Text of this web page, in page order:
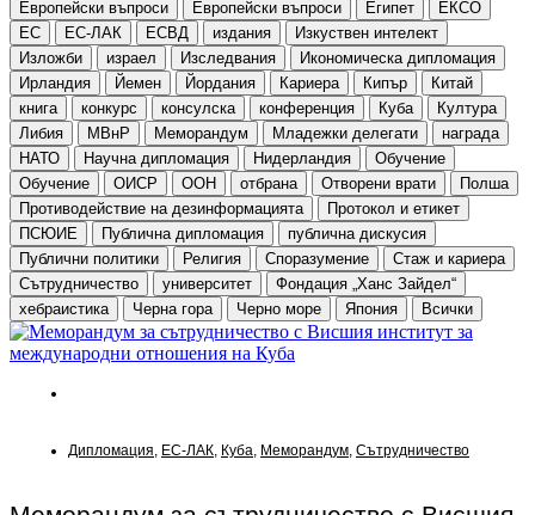
Европейски въпроси
Европейски въпроси Египет
ЕКСО
ЕС
ЕС-ЛАК ЕСВД издания
Изкуствен интелект
Изложби
израел Изследвания
Икономическа дипломация
Ирландия
Йемен Йордания Кариера Кипър
Китай
книга
конкурс консулска конференция Куба
Култура
Либия
МВнР Меморандум Младежки делегати
награда
НАТО
Научна дипломация Нидерландия
Обучение
Обучение
ОИСР ООН отбрана Отворени врати
Полша
Противодействие на дезинформацията
Протокол и етикет
ПСЮИЕ
Публична дипломация
публична дискусия
Публични политики
Религия Споразумение
Стаж и кариера
Сътрудничество
университет
Фондация „Ханс Зайдел“
хебраистика
Черна гора Черно море Япония Всички
Дипломация, ЕС-ЛАК, Куба, Меморандум, Сътрудничество